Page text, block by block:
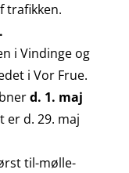
trafikken.
i Vindinge og
i Vor Frue.
d. 1. maj
d. 29. maj
til-mølle-